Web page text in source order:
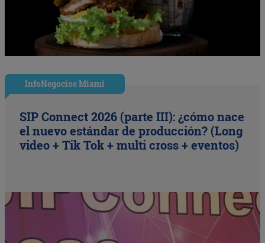
InfoNegocios Miami
SIP Connect 2026 (parte III): ¿cómo nace
el nuevo estándar de producción? (Long
video + Tik Tok + multi cross + eventos)